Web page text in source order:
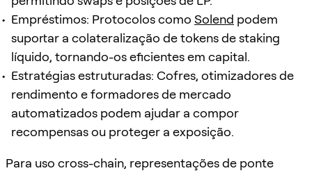
Empréstimos: Protocolos como Solend podem
suportar a colateralização de tokens de staking
líquido, tornando-os eficientes em capital.
Estratégias estruturadas: Cofres, otimizadores de
rendimento e formadores de mercado
automatizados podem ajudar a compor
recompensas ou proteger a exposição.
Para uso cross-chain, representações de ponte